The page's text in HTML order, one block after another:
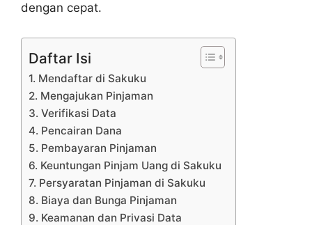
dengan cepat.
Daftar Isi
1. Mendaftar di Sakuku
2. Mengajukan Pinjaman
3. Verifikasi Data
4. Pencairan Dana
5. Pembayaran Pinjaman
6. Keuntungan Pinjam Uang di Sakuku
7. Persyaratan Pinjaman di Sakuku
8. Biaya dan Bunga Pinjaman
9. Keamanan dan Privasi Data